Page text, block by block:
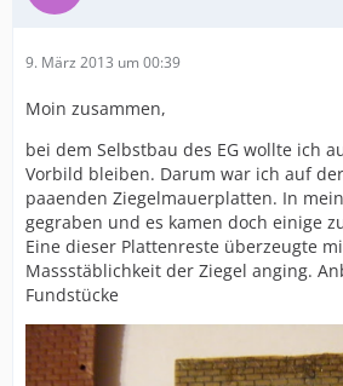
9. März 2013 um 00:39
Moin zusammen,
bei dem Selbstbau des EG wollte ich
Vorbild bleiben. Darum war ich auf
paaenden Ziegelmauerplatten. In
gegraben und es kamen doch einige
Eine dieser Plattenreste überzeugte
Massstäblichkeit der Ziegel anging.
Fundstücke